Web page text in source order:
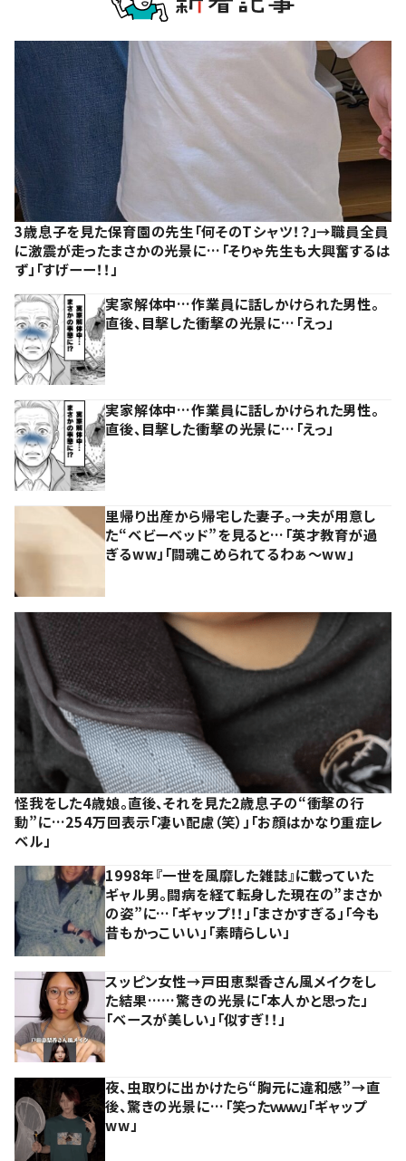
3歳息子を見た保育園の先生「何そのTシャツ！？」→職員全員
に激震が走ったまさかの光景に…「そりゃ先生も大興奮するは
ず」「すげーー！！」
実家解体中…作業員に話しかけられた男性。
直後、目撃した衝撃の光景に…「えっ」
実家解体中…作業員に話しかけられた男性。
直後、目撃した衝撃の光景に…「えっ」
里帰り出産から帰宅した妻子。→夫が用意し
た“ベビーベッド”を見ると…「英才教育が過
ぎるww」「闘魂こめられてるわぁ～ww」
怪我をした4歳娘。直後、それを見た2歳息子の“衝撃の行
動”に…254万回表示「凄い配慮（笑）」「お顔はかなり重症レ
ベル」
1998年『一世を風靡した雑誌』に載っていた
ギャル男。闘病を経て転身した現在の”まさか
の姿”に…「ギャップ！！」「まさかすぎる」「今も
昔もかっこいい」「素晴らしい」
スッピン女性→戸田恵梨香さん風メイクをし
た結果……驚きの光景に「本人かと思った」
「ベースが美しい」「似すぎ！！」
夜、虫取りに出かけたら“胸元に違和感”→直
後、驚きの光景に…「笑ったｗｗｗ」「ギャップ
ww」